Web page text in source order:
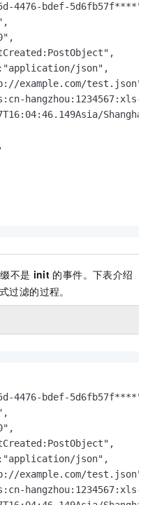
4476-bdef-5d6fb57f****",
json",
example.com/test.json",
hangzhou:1234567:xls-
不是 init 的事件。下表介绍
过滤的过程。
4476-bdef-5d6fb57f****",
json",
example.com/test.json",
hangzhou:1234567:xls-